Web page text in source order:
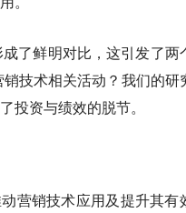
了鲜明对比，这引发了两
技术相关活动？ 我们的研
投资与绩效的脱节。
营销技术应用及提升其有